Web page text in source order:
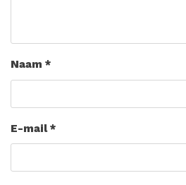
Naam *
E-mail*